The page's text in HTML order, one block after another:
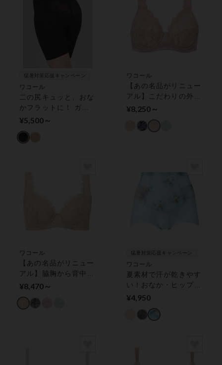
猛暑対策応援キャンペーン
ワコール
二の尻キュッと、おな
かフラットに！ ガー
ドル（ロング丈）
¥5,500～
ワコール
【あの名品がリニュー
アル】こだわりの外付
けワイヤーでやさしい
ブラ（フルカップ）
¥8,250～
ワコール
【あの名品がリニュー
アル】脇胸から背中ま
ですっきりシルエット
／４カップ）
¥8,470～
猛暑対策応援キャンペーン
ワコール
夏素材で汗が乾きやす
い！おなか・ヒップを
より美しいシルエット
ガードル（ショート
¥4,950